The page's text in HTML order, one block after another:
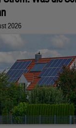
2026